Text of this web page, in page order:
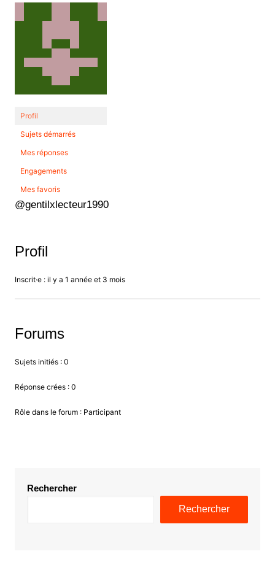
Profil
Sujets démarrés
Mes réponses
Engagements
Mes favoris
@gentilxlecteur1990
Profil
Inscrit·e : il y a 1 année et 3 mois
Forums
Sujets initiés : 0
Réponse crées : 0
Rôle dans le forum : Participant
Rechercher
Rechercher